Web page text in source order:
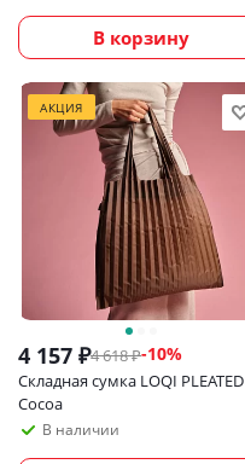
В корзину
АКЦИЯ
4 157 ₽4 618₽-10%
Складная сумка LOQI PLEATED
Cocoa
В наличии